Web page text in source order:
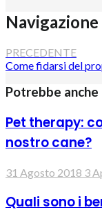
PRECEDENTE
Come fidarsi del
Potrebbe
Pet therapy:
nostro cane?
31 Agosto 2018 3
Quali sono i